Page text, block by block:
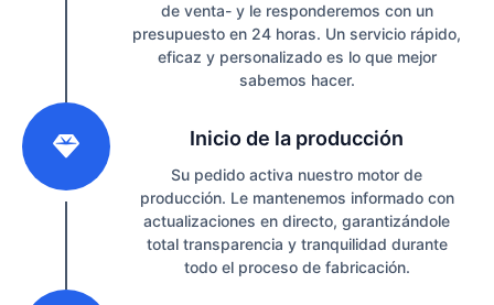
de venta- y le responderemos con un
presupuesto en 24 horas. Un servicio rápido,
eficaz y personalizado es lo que mejor
sabemos hacer.
Inicio de la producción
Su pedido activa nuestro motor de
producción. Le mantenemos informado con
actualizaciones en directo, garantizándole
total transparencia y tranquilidad durante
todo el proceso de fabricación.